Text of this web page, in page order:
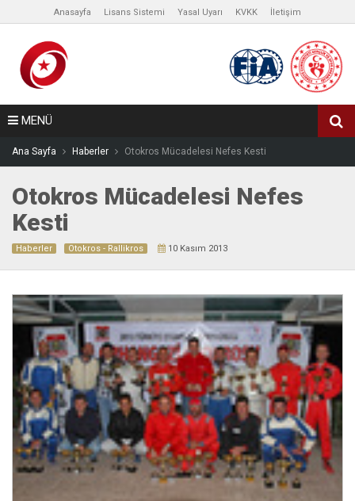
Anasayfa Lisans Sistemi Yasal Uyarı KVKK İletişim
MENÜ
Ana Sayfa Haberler Otokros Mücadelesi Nefes Kesti
Otokros Mücadelesi Nefes
Kesti
Haberler Otokros - Rallikros 10 Kasım 2013